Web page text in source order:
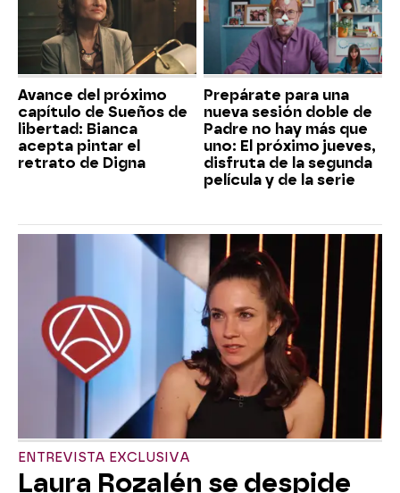
Avance del próximo
capítulo de Sueños de
libertad: Bianca
acepta pintar el
retrato de Digna
Prepárate para una
nueva sesión doble de
Padre no hay más que
uno: El próximo jueves,
disfruta de la segunda
película y de la serie
ENTREVISTA EXCLUSIVA
Laura Rozalén se despide